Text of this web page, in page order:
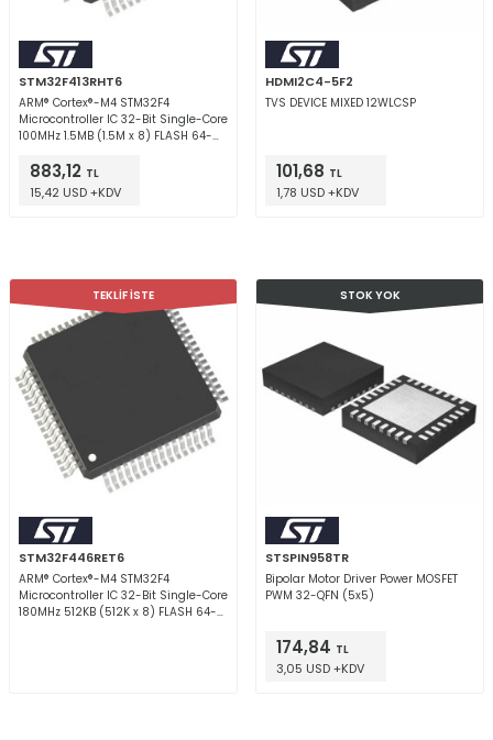
STM32F413RHT6
ARM® Cortex®-M4 STM32F4
Microcontroller IC 32-Bit Single-Core
100MHz 1.5MB (1.5M x 8) FLASH 64-
883,12 TL
15,42 USD +KDV
HDMI2C4-5F2
TVS DEVICE MIXED 12WLCSP
101,68 TL
1,78 USD +KDV
TEKLİF İSTE
STM32F446RET6
ARM® Cortex®-M4 STM32F4
Microcontroller IC 32-Bit Single-Core
180MHz 512KB (512K x 8) FLASH 64-
STOK YOK
STSPIN958TR
Bipolar Motor Driver Power MOSFET
PWM 32-QFN (5x5)
174,84 TL
3,05 USD +KDV